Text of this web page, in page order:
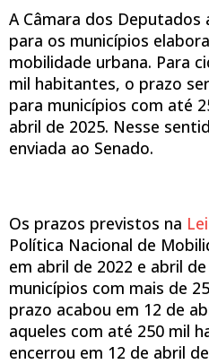
A Câmara dos
para os municípios
mobilidade urbana. Para
mil habitantes, o prazo
para municípios com até
abril de 2025. Nesse
enviada ao Senado.
Os prazos previstos na
Política Nacional de
em abril de 2022 e abril
municípios com mais de
prazo acabou em 12 de
aqueles com até 250 mil
encerrou em 12 de abril